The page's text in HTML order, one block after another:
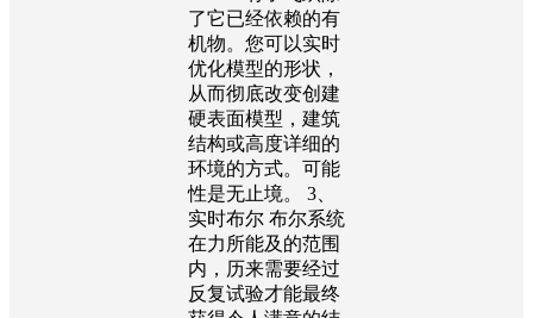
了它已经依赖的有
机物。您可以实时
优化模型的形状，
从而彻底改变创建
硬表面模型，建筑
结构或高度详细的
环境的方式。可能
性是无止境。 3、
实时布尔 布尔系统
在力所能及的范围
内，历来需要经过
反复试验才能最终